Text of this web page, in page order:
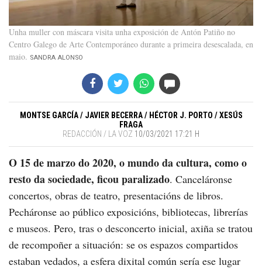
Unha muller con máscara visita unha exposición de Antón Patiño no
Centro Galego de Arte Contemporáneo durante a primeira desescalada, en
maio
SANDRA ALONSO
MONTSE GARCÍA JAVIER BECERRA HÉCTOR J. PORTO
XESÚS
FRAGA
REDACCIÓN / LA VOZ 10/03/2021 17:21 H
O 15 de marzo do 2020, o mundo da cultura, como o
resto da sociedade, ficou paralizado. Canceláronse
concertos, obras de teatro, presentacións de libros.
Pecháronse ao público exposicións, bibliotecas, librerías
e museos. Pero, tras o desconcerto inicial, axiña se tratou
de recompoñer a situación: se os espazos compartidos
estaban vedados, a esfera dixital común sería ese lugar